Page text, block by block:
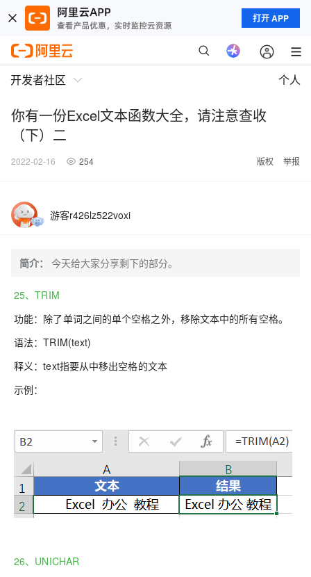
打开 APP
开发者社区 个人
你有一份Excel文本函数大全，请注意查收
（下）二
2022-02-16 254 版权 举报
游客r426lz522voxi
简介： 今天给大家分享剩下的部分。
25、TRIM
功能：除了单词之间的单个空格之外，移除文本中的所有空格。
语法：TRIM(text)
释义：text指要从中移出空格的文本
示例：
26、UNICHAR